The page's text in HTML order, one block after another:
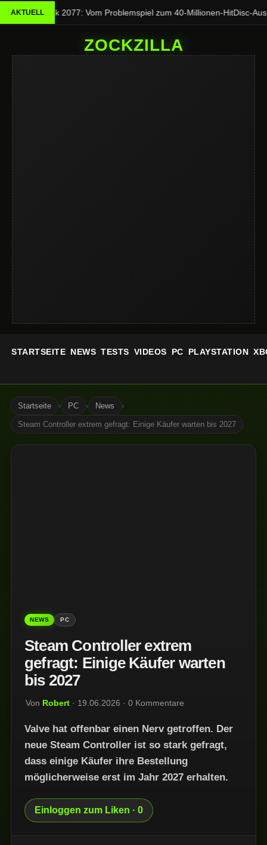
AKTUELL
Cyberpunk 2077: Vom Problemspiel zum 40-Millionen-HitDisc-Aus
ZOCKZILLA
STARTSEITE NEWS TESTS VIDEOS PC PLAYSTATION
Startseite › PC › News ›
Steam Controller extrem gefragt: Einige Käufer warten bis 2027
NEWS PC
Steam Controller extrem
gefragt: Einige Käufer warten
bis 2027
Von Robert · 19.06.2026 · 0 Kommentare
Valve hat offenbar einen Nerv getroffen. Der
neue Steam Controller ist so stark gefragt,
dass einige Käufer ihre Bestellung
möglicherweise erst im Jahr 2027 erhalten.
Einloggen zum Liken · 0